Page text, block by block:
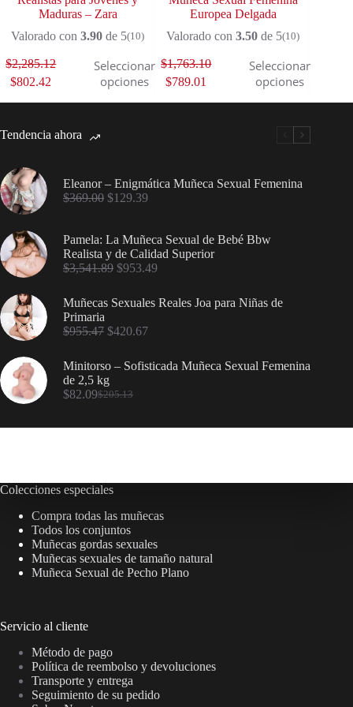
Maduras – Zara
Valorado con3.90 de 5(10)
$2,285.12
$802.42
Seleccionar
opciones
Europea Delgada
Valorado con3.50 de 5(10)
$1,763.10
$789.01
Seleccionar
opciones
Tendencia ahora
Eleanor – Enigmática Muñeca Sexual Femenina
$369.00 $129.39
Pamela: La Muñeca Sexual de Bebé Bbw
Realista y de Calidad Superior
$3,541.89 $953.49
Muñecas Sexuales Reales Joa para Niñas de
Primaria
$955.47 $420.67
Minitorso – Sofisticada Muñeca Sexual Femenina
de 2,5 kg
$205.13
$82.09
Colecciones especiales
Compra todas las muñecas
Todos los conjuntos
Muñecas gordas sexuales
Muñecas sexuales de tamaño natural
Muñeca Sexual de Pecho Plano
Servicio al cliente
Método de pago
Política de reembolso y devoluciones
Transporte y entrega
Seguimiento de su pedido